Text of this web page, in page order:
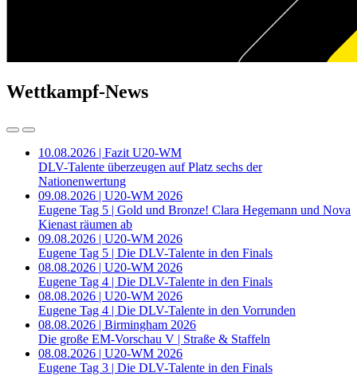
Wettkampf-News
10.08.2026 | Fazit U20-WM
DLV-Talente überzeugen auf Platz sechs der
Nationenwertung
09.08.2026 | U20-WM 2026
Eugene Tag 5 | Gold und Bronze! Clara Hegemann und Nova
Kienast räumen ab
09.08.2026 | U20-WM 2026
Eugene Tag 5 | Die DLV-Talente in den Finals
08.08.2026 | U20-WM 2026
Eugene Tag 4 | Die DLV-Talente in den Finals
08.08.2026 | U20-WM 2026
Eugene Tag 4 | Die DLV-Talente in den Vorrunden
08.08.2026 | Birmingham 2026
Die große EM-Vorschau V | Straße & Staffeln
08.08.2026 | U20-WM 2026
Eugene Tag 3 | Die DLV-Talente in den Finals